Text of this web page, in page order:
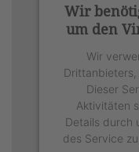
Wir
um den
Wir
Drittanbieters,
Dieser
Aktivitäten
Details durch
des Service